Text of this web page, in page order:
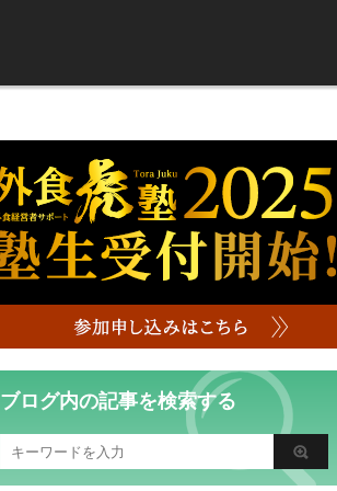
ブログ内の記事を検索する